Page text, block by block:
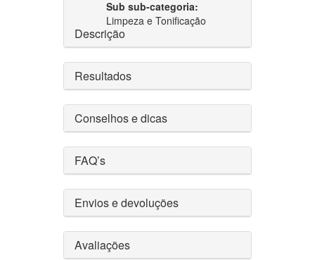
Sub sub-categoria:
Limpeza e Tonificação
Descrição
Resultados
Conselhos e dicas
FAQ’s
Envios e devoluções
Avaliações